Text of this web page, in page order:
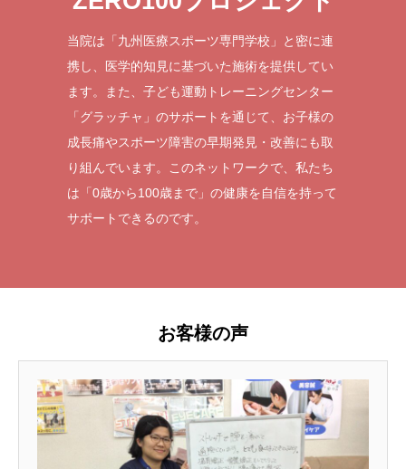
当院は「九州医療スポーツ専門学校」と密に連
携し、医学的知見に基づいた施術を提供してい
ます。また、子ども運動トレーニングセンター
「グラッチャ」のサポートを通じて、お子様の
成長痛やスポーツ障害の早期発見・改善にも取
り組んでいます。このネットワークで、私たち
は「0歳から100歳まで」の健康を自信を持って
サポートできるのです。
お客様の声